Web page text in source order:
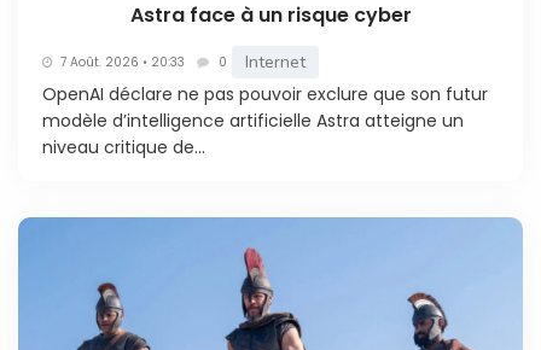
Astra face à un risque cyber
7 Août. 2026 • 20:33 0 Internet
OpenAI déclare ne pas pouvoir exclure que son futur
modèle d’intelligence artificielle Astra atteigne un
niveau critique de...